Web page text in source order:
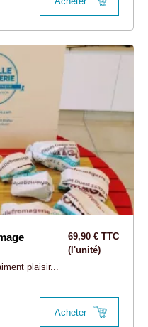
69,90 € TTC
(l'unité)
plaisir...
Acheter